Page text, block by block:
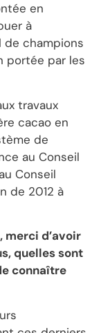
en
à
de champions
portée par les
travaux
cacao en
de
au Conseil
Conseil
de 2012 à
merci d’avoir
quelles sont
connaître